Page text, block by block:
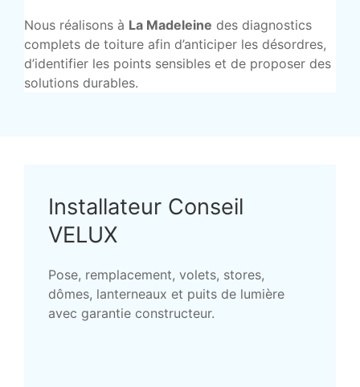
Nous réalisons à La Madeleine des diagnostics
complets de toiture afin d’anticiper les désordres,
d’identifier les points sensibles et de proposer des
solutions durables.
Installateur Conseil
VELUX
Pose, remplacement, volets, stores,
dômes, lanterneaux et puits de lumière
avec garantie constructeur.